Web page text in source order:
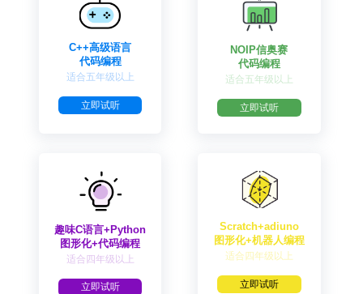
C++高级语言
代码编程
适合五年级以上
立即试听
NOIP信奥赛
代码编程
适合五年级以上
立即试听
趣味C语言+Python
图形化+代码编程
适合四年级以上
立即试听
Scratch+adiuno
图形化+机器人编程
适合四年级以上
立即试听